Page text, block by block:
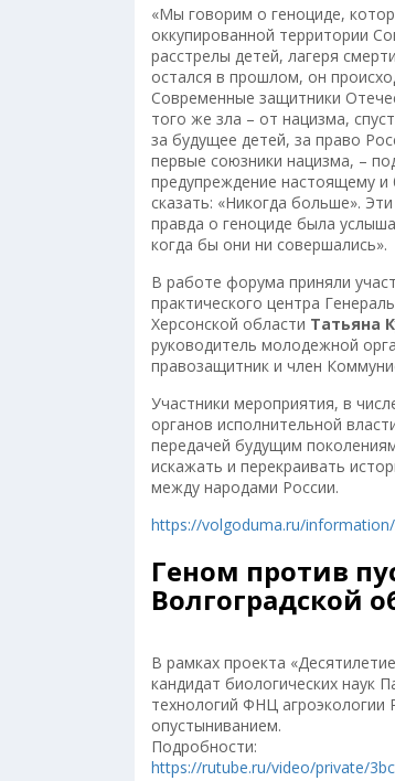
«Мы говорим о геноциде,
оккупированной территории
расстрелы детей, лагеря
остался в прошлом, он
Современные защитники
того же зла – от нацизма,
за будущее детей, за право
первые союзники нацизма, –
предупреждение настоящему
сказать: «Никогда больше».
правда о геноциде была
когда бы они ни совершались».
В работе форума приняли
практического центра
Херсонской области Татьяна
руководитель молодежной
правозащитник и член
Участники мероприятия, в
органов исполнительной
передачей будущим
искажать и перекраивать
между народами России.
https://volgoduma.ru/
Геном против
Волгоградской
В рамках проекта
кандидат биологических наук
технологий ФНЦ
опустыниванием.
Подробности:
https://rutube.ru/video/private/